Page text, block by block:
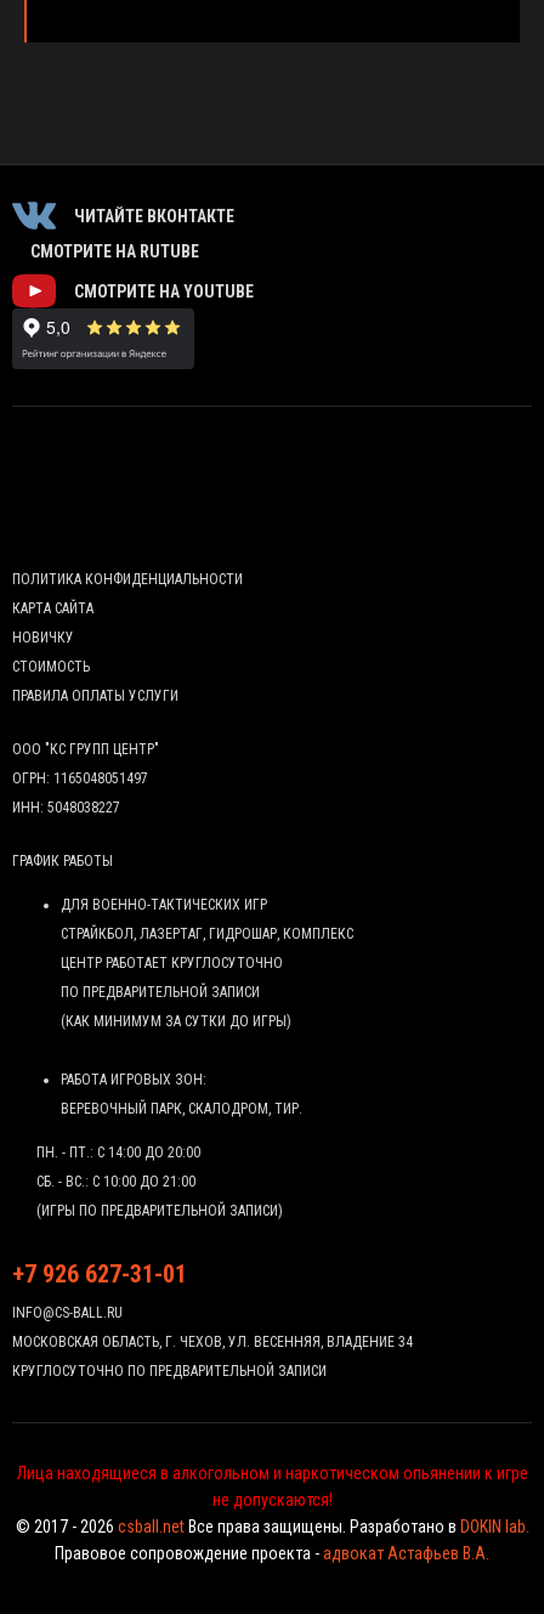
ЧИТАЙТЕ ВКОНТАКТЕ
СМОТРИТЕ НА RUTUBE
СМОТРИТЕ НА YOUTUBE
ПОЛИТИКА КОНФИДЕНЦИАЛЬНОСТИ
КАРТА САЙТА
НОВИЧКУ
СТОИМОСТЬ
ПРАВИЛА ОПЛАТЫ УСЛУГИ
ООО "КС ГРУПП ЦЕНТР"
ОГРН: 1165048051497
ИНН: 5048038227
ГРАФИК РАБОТЫ
ДЛЯ ВОЕННО-ТАКТИЧЕСКИХ ИГР
СТРАЙКБОЛ, ЛАЗЕРТАГ, ГИДРОШАР, КОМПЛЕКС
ЦЕНТР РАБОТАЕТ КРУГЛОСУТОЧНО
ПО ПРЕДВАРИТЕЛЬНОЙ ЗАПИСИ
(КАК МИНИМУМ ЗА СУТКИ ДО ИГРЫ)
РАБОТА ИГРОВЫХ ЗОН:
ВЕРЕВОЧНЫЙ ПАРК, СКАЛОДРОМ, ТИР.
ПН. - ПТ.: С 14:00 ДО 20:00
СБ. - ВС.: С 10:00 ДО 21:00
(ИГРЫ ПО ПРЕДВАРИТЕЛЬНОЙ ЗАПИСИ)
+7 926 627-31-01
INFO@CS-BALL.RU
МОСКОВСКАЯ ОБЛАСТЬ, Г. ЧЕХОВ, УЛ. ВЕСЕННЯЯ, ВЛАДЕНИЕ 34
КРУГЛОСУТОЧНО ПО ПРЕДВАРИТЕЛЬНОЙ ЗАПИСИ
Лица находящиеся в алкогольном и наркотическом опьянении к игре
не допускаются!
© 2017 - 2026 csball.netВсе права защищены. Разработано в DOKIN lab.
Правовое сопровождение проекта -адвокат Астафьев В.А.